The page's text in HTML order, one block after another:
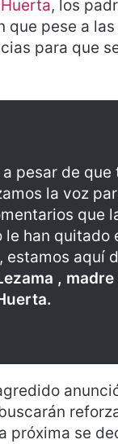
, los
que pese a las
para que
pesar de
la voz
que
le han
aquí
,
próxima se